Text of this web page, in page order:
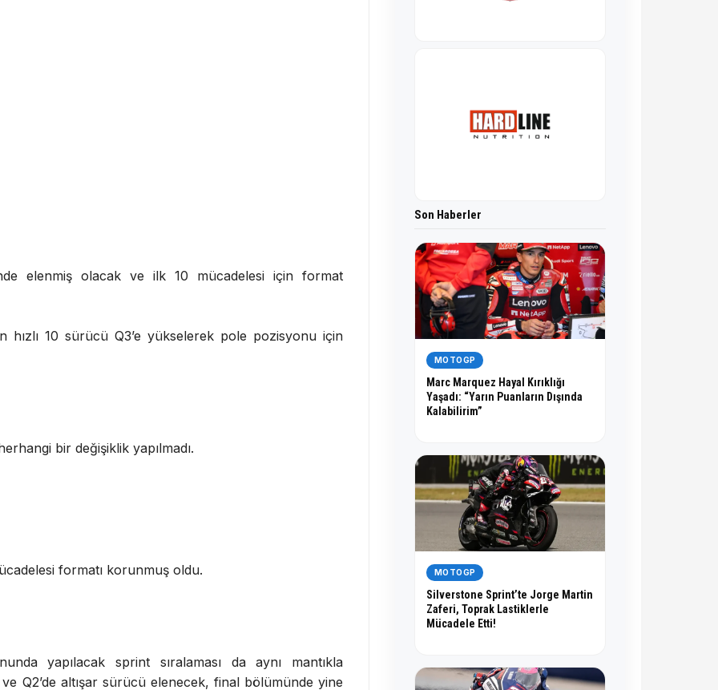
elenmiş olacak ve ilk 10 mücadelesi için format
hızlı 10 sürücü Q3’e yükselerek pole pozisyonu için
bir değişiklik yapılmadı.
formatı korunmuş oldu.
yapılacak sprint sıralaması da aynı mantıkla
Q2’de altışar sürücü elenecek, final bölümünde yine
Son Haberler
MOTOGP
Marc Marquez Hayal Kırıklığı
Yaşadı: “Yarın Puanların Dışında
Kalabilirim”
MOTOGP
Silverstone Sprint’te Jorge Martin
Zaferi, Toprak Lastiklerle
Mücadele Etti!